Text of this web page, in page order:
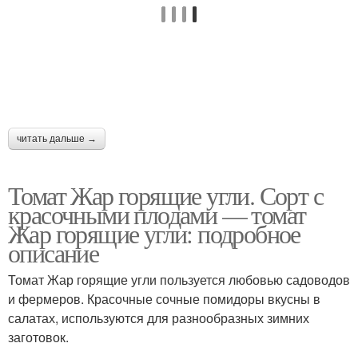
читать дальше →
Томат Жар горящие угли. Сорт с
красочными плодами — томат
Жар горящие угли: подробное
описание
Томат Жар горящие угли пользуется любовью садоводов
и фермеров. Красочные сочные помидоры вкусны в
салатах, используются для разнообразных зимних
заготовок.